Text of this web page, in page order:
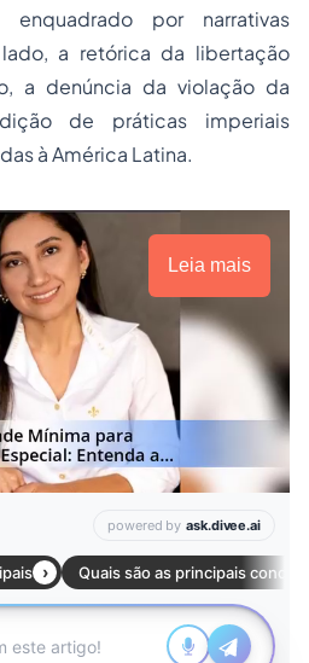
por narrativas
a retórica da libertação
a denúncia da violação da
de práticas imperiais
à América Latina.
Leia mais